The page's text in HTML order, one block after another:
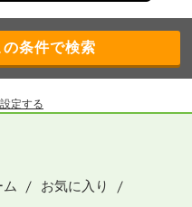
定する
お気に入り